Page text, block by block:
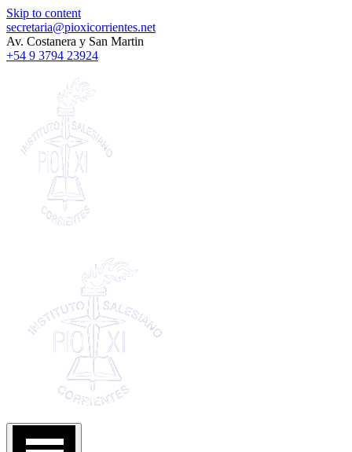
Skip to content
secretaria@pioxicorrientes.net
Av. Costanera y San Martin
+54 9 3794 23924